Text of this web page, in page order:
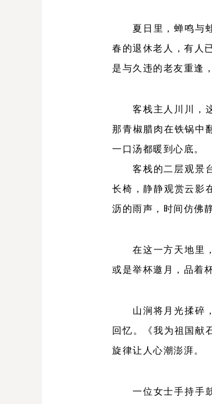
夏日里，蝉鸣与
春的退休老人，有人
是与久违的老友重逢
客栈主人川川，
那青椒腊肉在铁锅中
一口汤都暖到心底。
客栈的二层观景
长椅，静静观赏云影
沥的雨声，时间仿佛
在这一方天地里
或是举杯邀月，品着
山涧将月光揉碎
回忆。《我为祖国献
旋律让人心潮澎湃。
一位女士手持手